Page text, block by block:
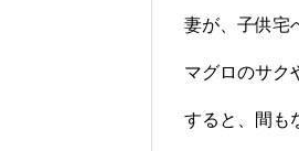
妻が、子供宅
マグロのサク
すると、間も